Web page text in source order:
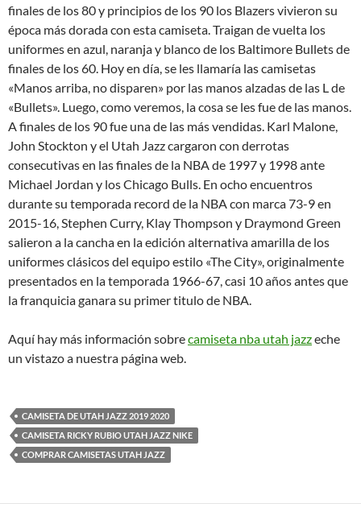
finales de los 80 y principios de los 90 los Blazers vivieron su
época más dorada con esta camiseta. Traigan de vuelta los
uniformes en azul, naranja y blanco de los Baltimore Bullets de
finales de los 60. Hoy en día, se les llamaría las camisetas
«Manos arriba, no disparen» por las manos alzadas de las L de
«Bullets». Luego, como veremos, la cosa se les fue de las manos.
A finales de los 90 fue una de las más vendidas. Karl Malone,
John Stockton y el Utah Jazz cargaron con derrotas
consecutivas en las finales de la NBA de 1997 y 1998 ante
Michael Jordan y los Chicago Bulls. En ocho encuentros
durante su temporada record de la NBA con marca 73-9 en
2015-16, Stephen Curry, Klay Thompson y Draymond Green
salieron a la cancha en la edición alternativa amarilla de los
uniformes clásicos del equipo estilo «The City», originalmente
presentados en la temporada 1966-67, casi 10 años antes que
la franquicia ganara su primer titulo de NBA.
Aquí hay más información sobrecamiseta nba utah jazzeche
un vistazo a nuestra página web.
CAMISETA DE UTAH JAZZ 2019 2020
CAMISETA RICKY RUBIO UTAH JAZZ NIKE
COMPRAR CAMISETAS UTAH JAZZ